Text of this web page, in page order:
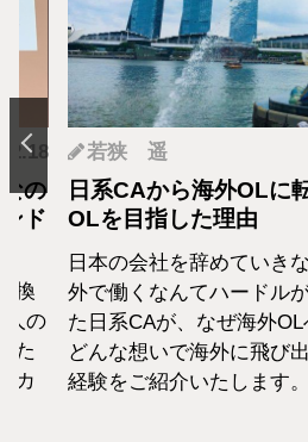
の
ド
換
人の
た
カ
若狭 遥
日系CAから海外OLに
OLを目指した理由
日本の会社を辞めていき
外で働くなんてハードル
た日系CAが、なぜ海外OL
どんな想いで海外に飛び
経験をご紹介いたします。